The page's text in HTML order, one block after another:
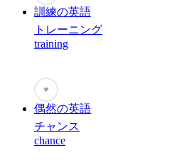
訓練の英語
トレーニング
training
♥
偶然の英語
チャンス
chance